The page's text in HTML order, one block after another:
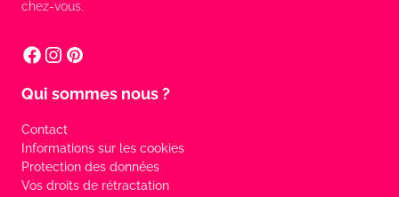
chez-vous.
Qui sommes nous ?
Contact
Informations sur les cookies
Protection des données
Vos droits de rétractation